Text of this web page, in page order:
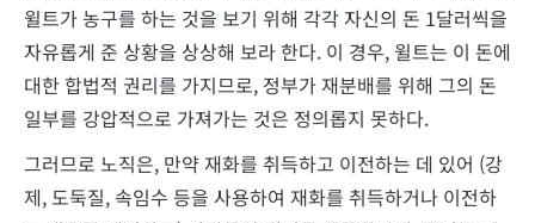
윌트가 농구를 하는 것을 보기 위해 각각 자신의 돈 1달러씩을
자유롭게 준 상황을 상상해 보라 한다. 이 경우, 윌트는 이 돈에
대한 합법적 권리를 가지므로, 정부가 재분배를 위해 그의 돈
일부를 강압적으로 가져가는 것은 정의롭지 못하다.
그러므로 노직은, 만약 재화를 취득하고 이전하는 데 있어 (강
제, 도둑질, 속임수 등을 사용하여 재화를 취득하거나 이전하